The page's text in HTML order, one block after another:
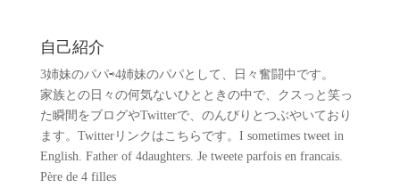
自己紹介
3姉妹のパパ⇨4姉妹のパパとして、日々奮闘中です。
家族との日々の何気ないひとときの中で、クスっと笑っ
た瞬間をブログやTwitterで、のんびりとつぶやいており
ます。Twitterリンクはこちらです。I sometimes tweet in
English. Father of 4daughters. Je tweete parfois en francais.
Père de 4 filles